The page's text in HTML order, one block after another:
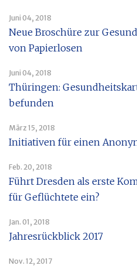
Juni 04, 2018
Neue Broschüre zur
von Papierlosen
Juni 04, 2018
Thüringen:
befunden
März 15, 2018
Initiativen für einen
Feb. 20, 2018
Führt Dresden als erste
für Geflüchtete ein?
Jan. 01, 2018
Jahresrückblick 2017
Nov. 12, 2017